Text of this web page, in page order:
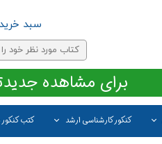
کنکور کارشناسی ارشد کتب کنکور
سبد خرید
برای مشاهده